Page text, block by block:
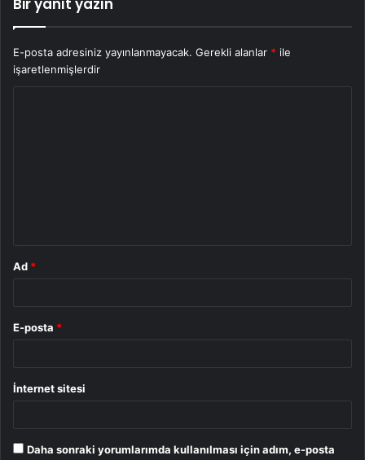
Bir yanıt yazın
E-posta adresiniz yayınlanmayacak. Gerekli alanlar * ile
işaretlenmişlerdir
Ad *
E-posta *
İnternet sitesi
Daha sonraki yorumlarımda kullanılması için adım, e-posta